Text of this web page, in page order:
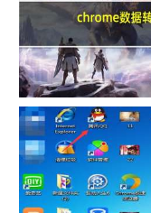
chrome数据转移